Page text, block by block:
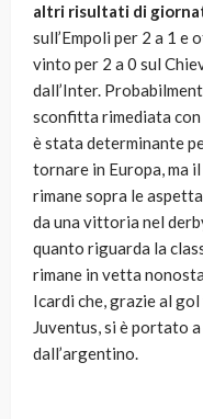
altri risultati di
sull’Empoli per 2 a 1 e
vinto per 2 a 0 sul
dall’Inter.
sconfitta rimediata
è stata determinante
tornare in Europa, ma
rimane sopra le
da una vittoria nel
quanto riguarda la
rimane in vetta
Icardi che, grazie al
Juventus, si è portato
dall’argentino.